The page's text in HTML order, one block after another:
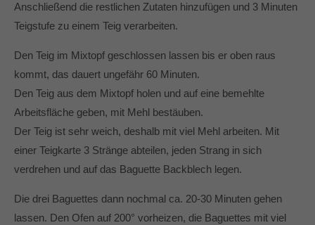
Anschließend die restlichen Zutaten hinzufügen und 3 Minuten
Teigstufe zu einem Teig verarbeiten.
Den Teig im Mixtopf geschlossen lassen bis er oben raus
kommt, das dauert ungefähr 60 Minuten.
Den Teig aus dem Mixtopf holen und auf eine bemehlte
Arbeitsfläche geben, mit Mehl bestäuben.
Der Teig ist sehr weich, deshalb mit viel Mehl arbeiten. Mit
einer Teigkarte 3 Stränge abteilen, jeden Strang in sich
verdrehen und auf das Baguette Backblech legen.
Die drei Baguettes dann nochmal ca. 20-30 Minuten gehen
lassen. Den Ofen auf 200° vorheizen, die Baguettes mit viel